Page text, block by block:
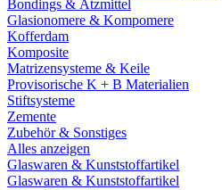
Bondings & Ätzmittel
Glasionomere & Kompomere
Kofferdam
Komposite
Matrizensysteme & Keile
Provisorische K + B Materialien
Stiftsysteme
Zemente
Zubehör & Sonstiges
Alles anzeigen
Glaswaren & Kunststoffartikel
Glaswaren & Kunststoffartikel